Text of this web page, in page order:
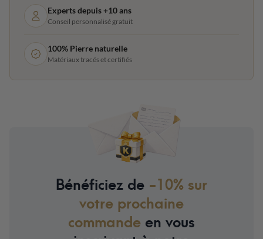
Experts depuis +10 ans
Conseil personnalisé gratuit
100% Pierre naturelle
Matériaux tracés et certifiés
Bénéficiez de -10% sur
votre prochaine
commandeen vous